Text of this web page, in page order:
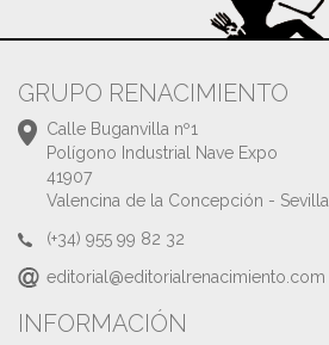
GRUPO RENACIMIENTO
Calle Buganvilla nº1
Polígono Industrial Nave Expo
41907
Valencina de la Concepción - Sevilla
(+34) 955 99 82 32
editorial@editorialrenacimiento.com
INFORMACIÓN